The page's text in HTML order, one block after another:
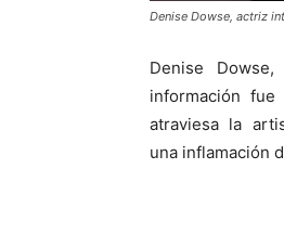
Denise Dowse, actriz
Denise
información
atraviesa la
una inflamación